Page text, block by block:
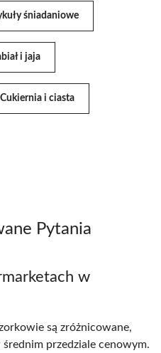
śniadaniowe
i jaja
Cukiernia i ciasta
Pytania
w
są zróżnicowane,
średnim przedziale cenowym.